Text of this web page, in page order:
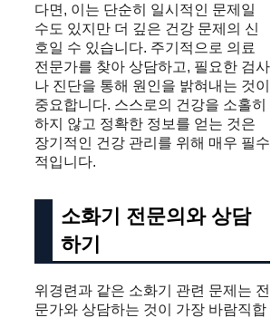
다면, 이는 단순히 일시적인 문제일
수도 있지만 더 깊은 건강 문제의 신
호일 수 있습니다. 주기적으로 의료
전문가를 찾아 상담하고, 필요한 검사
나 진단을 통해 원인을 밝혀내는 것이
중요합니다. 스스로의 건강을 소홀히
하지 않고 정확한 정보를 얻는 것은
장기적인 건강 관리를 위해 매우 필수
적입니다.
소화기 전문의와 상담
하기
위경련과 같은 소화기 관련 문제는 전
문가와 상담하는 것이 가장 바람직합